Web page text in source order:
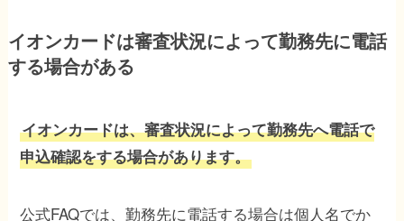
イオンカードは審査状況によって勤務先に電話
する場合がある
イオンカードは、審査状況によって勤務先へ電話で
申込確認をする場合があります。
公式FAQでは、勤務先に電話する場合は個人名でか